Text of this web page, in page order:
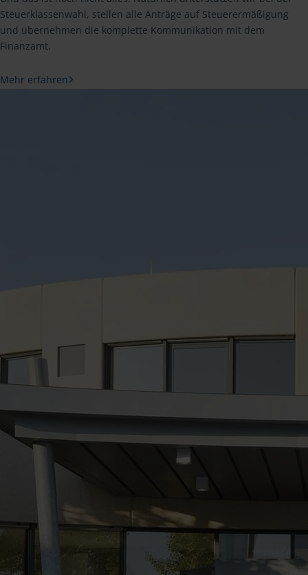
Steuerklassenwahl, stellen alle Anträge auf Steuerermäßigung
und übernehmen die komplette Kommunikation mit dem
Finanzamt.
Mehr erfahren